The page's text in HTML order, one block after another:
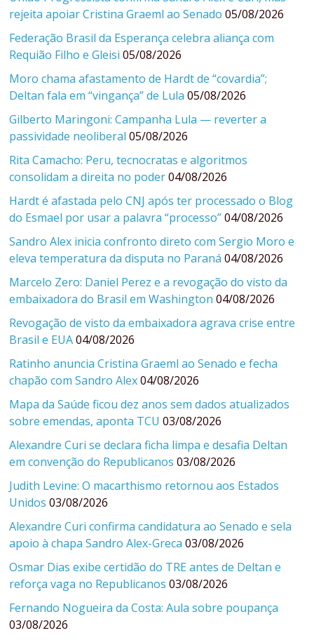
rejeita apoiar Cristina Graeml ao Senado 05/08/2026
Federação Brasil da Esperança celebra aliança com
Requião Filho e Gleisi 05/08/2026
Moro chama afastamento de Hardt de “covardia”;
Deltan fala em “vingança” de Lula 05/08/2026
Gilberto Maringoni: Campanha Lula — reverter a
passividade neoliberal 05/08/2026
Rita Camacho: Peru, tecnocratas e algoritmos
consolidam a direita no poder 04/08/2026
Hardt é afastada pelo CNJ após ter processado o Blog
do Esmael por usar a palavra “processo” 04/08/2026
Sandro Alex inicia confronto direto com Sergio Moro e
eleva temperatura da disputa no Paraná 04/08/2026
Marcelo Zero: Daniel Perez e a revogação do visto da
embaixadora do Brasil em Washington 04/08/2026
Revogação de visto da embaixadora agrava crise entre
Brasil e EUA 04/08/2026
Ratinho anuncia Cristina Graeml ao Senado e fecha
chapão com Sandro Alex 04/08/2026
Mapa da Saúde ficou dez anos sem dados atualizados
sobre emendas, aponta TCU 03/08/2026
Alexandre Curi se declara ficha limpa e desafia Deltan
em convenção do Republicanos 03/08/2026
Judith Levine: O macarthismo retornou aos Estados
Unidos 03/08/2026
Alexandre Curi confirma candidatura ao Senado e sela
apoio à chapa Sandro Alex-Greca 03/08/2026
Osmar Dias exibe certidão do TRE antes de Deltan e
reforça vaga no Republicanos 03/08/2026
Fernando Nogueira da Costa: Aula sobre poupança
03/08/2026